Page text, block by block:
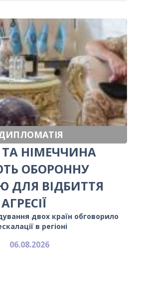
НІМЕЧЧИНА
ОБОРОННУ
ДЛЯ ВІДБИТТЯ
двох країн обговорило
в регіоні
06.08.2026